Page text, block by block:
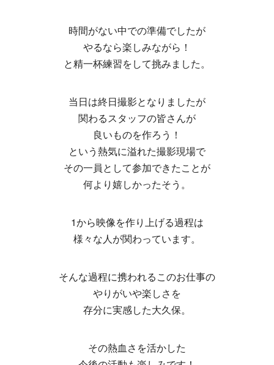
時間がない中での準備でしたが
やるなら楽しみながら！
と精一杯練習をして挑みました。
当日は終日撮影となりましたが
関わるスタッフの皆さんが
良いものを作ろう！
という熱気に溢れた撮影現場で
その一員として参加できたことが
何より嬉しかったそう。
1から映像を作り上げる過程は
様々な人が関わっています。
そんな過程に携われるこのお仕事の
やりがいや楽しさを
存分に実感した大久保。
その熱血さを活かした